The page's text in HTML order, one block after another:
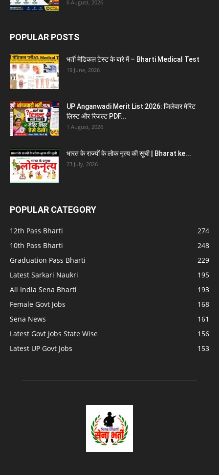
6 August, 2026
POPULAR POSTS
भर्ती मेडिकल टेस्ट के बारे में – Bharti Medical Test
19 June, 2026
UP Anganwadi Merit List 2026: जिलेवार मेरिट
लिस्ट और रिजल्ट PDF...
1 August, 2026
भारत के राज्यों के लोक नृत्य की सूची | Bharat ke...
23 July, 2026
POPULAR CATEGORY
12th Pass Bharti
274
10th Pass Bharti
248
Graduation Pass Bharti
229
Latest Sarkari Naukri
195
All India Sena Bharti
193
Female Govt Jobs
168
Sena News
161
Latest Govt Jobs State Wise
156
Latest UP Govt Jobs
153